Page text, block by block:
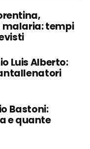
malaria: tempi
Luis Alberto:
Bastoni:
e quante